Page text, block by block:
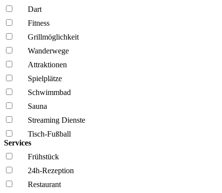
Dart
Fitness
Grillmöglich­keit
Wanderwege
Attraktionen
Spielplätze
Schwimmbad
Sauna
Streaming Dienste
Tisch-Fußball
Services
Frühstück
24h-Rezeption
Restaurant